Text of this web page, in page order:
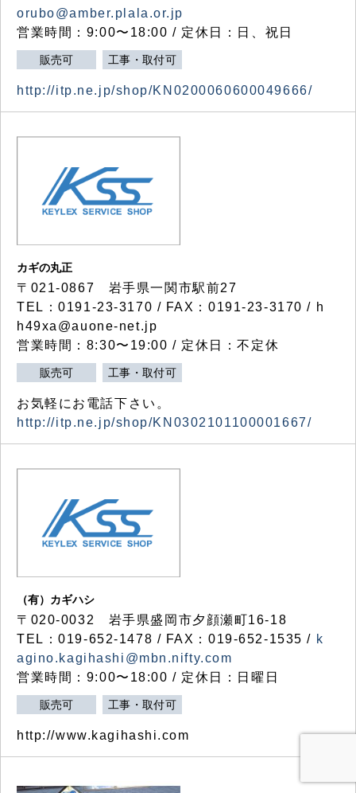
orubo@amber.plala.or.jp
営業時間：9:00〜18:00 / 定休日：日、祝日
販売可 工事・取付可
http://itp.ne.jp/shop/KN0200060600049666/
カギの丸正
〒021-0867 岩手県一関市駅前27
TEL：0191-23-3170 / FAX：0191-23-3170 / h
h49xa@auone-net.jp
営業時間：8:30〜19:00 / 定休日：不定休
販売可 工事・取付可
お気軽にお電話下さい。
http://itp.ne.jp/shop/KN0302101100001667/
（有）カギハシ
〒020-0032 岩手県盛岡市夕顔瀬町16-18
TEL：019-652-1478 / FAX：019-652-1535 / k
agino.kagihashi@mbn.nifty.com
営業時間：9:00〜18:00 / 定休日：日曜日
販売可 工事・取付可
http://www.kagihashi.com